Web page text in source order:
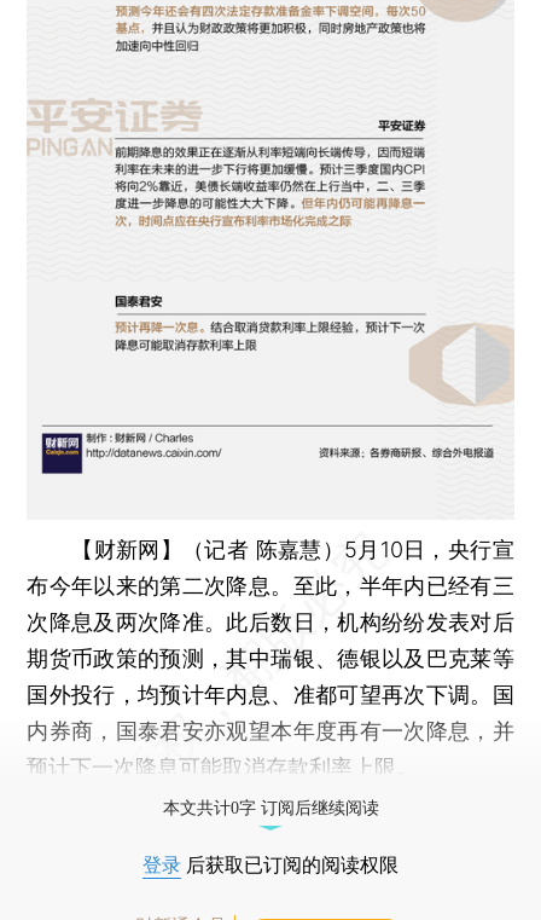
【财新网】（记者 陈嘉慧） 5月10日，央行宣
布今年以来的第二次降息。至此，半年内已经有三
次降息及两次降准。此后数日，机构纷纷发表对后
期货币政策的预测，其中瑞银、德银以及巴克莱等
国外投行，均预计年内息、准都可望再次下调。国
内券商，国泰君安亦观望本年度再有一次降息，并
预计下一次降息可能取消存款利率上限。
本文共计0字 订阅后继续阅读
登录 后获取已订阅的阅读权限